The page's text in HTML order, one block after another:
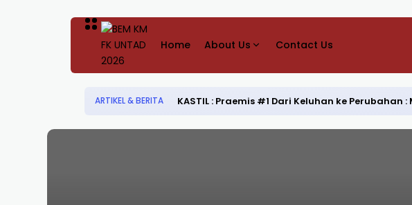
Home About Us Contact Us
ARTIKEL & BERITA KASTIL : Praemis #1 Dari Keluhan ke